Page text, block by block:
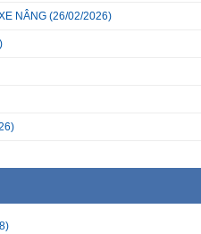
NÂNG (26/02/2026)